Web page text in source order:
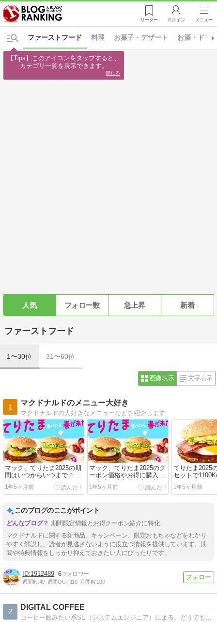
リーダー ログイン メニュー
料理 お菓子・デザート お酒・ドリ
ファーストフード
人気 フォロー数 急上昇 新着
ファーストフード
1〜30位 31〜60位
画像表示 文字表示
1
マクドナルドのメニュー大好き
マクドナルドの大好きなメニューなどを紹介します
マック、てりたま2025の期
間はいつからいつまで？朝
マックは？
1年5ヶ月前
マック、てりたま2025のク
ーポン価格やお得に購入す
る方法～株主優待券や夜マ
ックは？～
1年5ヶ月前
てりたま2025
セットで
ばいよ！～
1年5ヶ月前
このブログのここがポイント
期間限定情報とお得クーポン紹介に特化
マクドナルドに関する新商品、キャンペーン、限定おもちゃなどをわかり
やすく解説し、読者が見逃さないように役立つ情報を提供しています。期
間や特典情報をしっかり抑えておきたい人にぴったりです。
1912489 6
週間IN:40 週間OUT:110 月間IN:200
2
DIGITAL COFFEE
コーヒー飲みたい系SE（システムエンジニア）による、どうでもいいことを呟くどうでもいいブログ
【Tips】このアイコンをタップすると、
カテゴリ一覧を表示できます。
閉じる